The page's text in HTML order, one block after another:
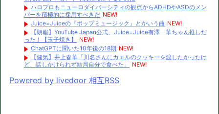
ハロプロもニューロダイバーシティの観点からADHDやASDのメン
バーを積極的に採用すべきだ NEW!
Juice=Juiceの『ポップミュージック』とかいう曲 NEW!
【朗報】YouTube Japan公式、Juice=Juice有澤一華ちゃん推しだ
った！【玉子焼き】
NEW!
ChatGPTに聞いた10年後の18期 NEW!
【健気】井上春華「川名さんにカエルのクッキーを渡したかったけ
ど、話しかけられず結局自分で食べた」
NEW!
Powered by livedoor 相互RSS